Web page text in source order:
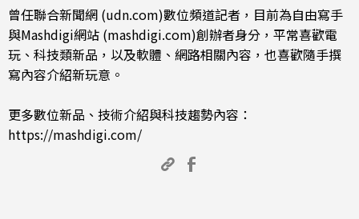
曾任聯合新聞網 (udn.com)數位頻道記者，目前為自由寫手
與Mashdigi網站 (mashdigi.com)創辦者身分，平常喜歡電
玩、科技類新品，以及軟體、網路相關內容，也喜歡隨手撰
寫內容介紹新玩意。
更多數位新品、技術介紹與科技趨勢內容：
https://mashdigi.com/